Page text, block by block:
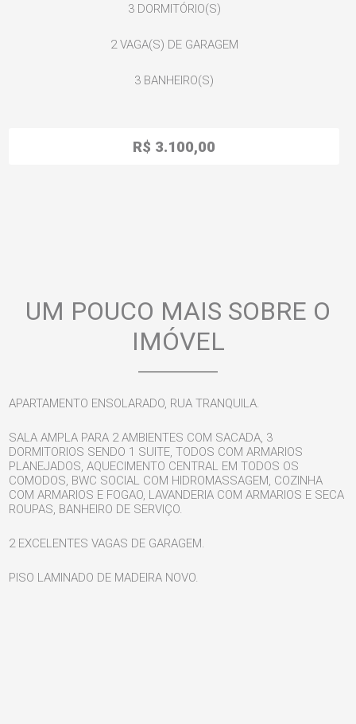
3DORMITÓRIO(S)
2VAGA(S) DE GARAGEM
3 BANHEIRO(S)
R$ 3.100,00
UM POUCO MAIS SOBRE O
IMÓVEL
APARTAMENTO ENSOLARADO, RUA TRANQUILA.
SALA AMPLA PARA 2 AMBIENTES COM SACADA, 3
DORMITORIOS SENDO 1 SUITE, TODOS COM ARMARIOS
PLANEJADOS, AQUECIMENTO CENTRAL EM TODOS OS
COMODOS, BWC SOCIAL COM HIDROMASSAGEM, COZINHA
COM ARMARIOS E FOGAO, LAVANDERIA COM ARMARIOS E SECA
ROUPAS, BANHEIRO DE SERVIÇO.
2 EXCELENTES VAGAS DE GARAGEM.
PISO LAMINADO DE MADEIRA NOVO.